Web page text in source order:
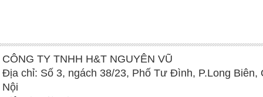
CÔNG TY TNHH H&T NGUYÊN VŨ
Địa chỉ: Số 3, ngách 38/23, Phố Tư Đình, P.Long Biên,
Nội